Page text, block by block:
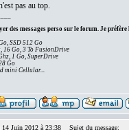
pas au top.
des messages perso sur le forum. Je préfère
SSD 512 Go
16 Go, 3 To FusionDrive
1 Go, SuperDrive
Go
mini Cellular...
Juin 2012 à 23:38 Sujet du message: